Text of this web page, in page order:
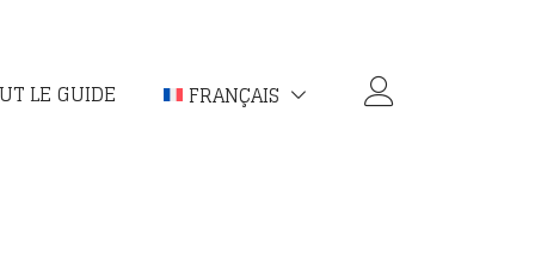
LE GUIDE FRANÇAIS